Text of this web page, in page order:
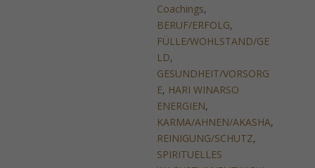
Coachings,
BERUF/ERFOLG,
FÜLLE/WOHLSTAND/GE
LD,
GESUNDHEIT/VORSORG
E, HARI WINARSO
ENERGIEN,
KARMA/AHNEN/AKASHA,
REINIGUNG/SCHUTZ,
SPIRITUELLES